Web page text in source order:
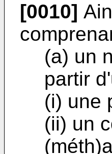
[0010]
(a) un
partir
(i) une
(ii) un